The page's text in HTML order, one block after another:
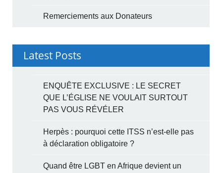
Remerciements aux Donateurs
Latest Posts
ENQUÊTE EXCLUSIVE : LE SECRET
QUE L’ÉGLISE NE VOULAIT SURTOUT
PAS VOUS RÉVÉLER
Herpès : pourquoi cette ITSS n’est-elle pas
à déclaration obligatoire ?
Quand être LGBT en Afrique devient un